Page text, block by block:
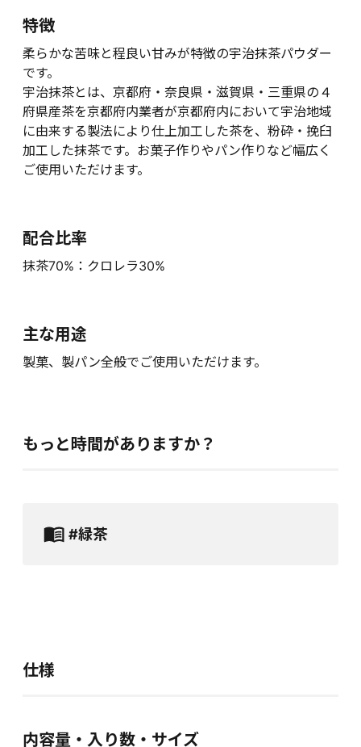
特徴
柔らかな苦味と程良い甘みが特徴の宇治抹茶パウダー
です。
宇治抹茶とは、京都府・奈良県・滋賀県・三重県の４
府県産茶を京都府内業者が京都府内において宇治地域
に由来する製法により仕上加工した茶を、粉砕・挽臼
加工した抹茶です。お菓子作りやパン作りなど幅広く
ご使用いただけます。
配合比率
抹茶70%：クロレラ30%
主な用途
製菓、製パン全般でご使用いただけます。
もっと時間がありますか？
#緑茶
仕様
内容量・入り数・サイズ